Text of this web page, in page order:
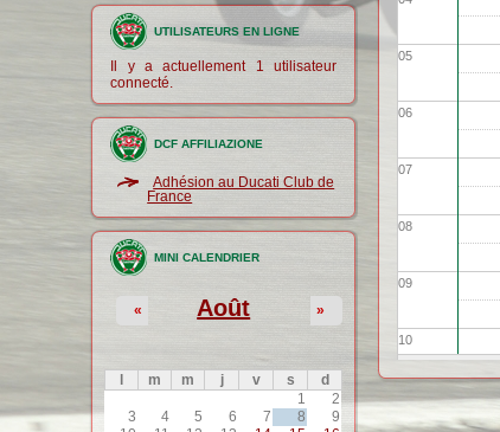
UTILISATEURS EN LIGNE
Il y a actuellement 1 utilisateur
connecté.
DCF AFFILIAZIONE
Adhésion au Ducati Club de
France
MINI CALENDRIER
Août
« »
m m j v s
d
1
2
3
4 5 6 7 8
9
05
06
07
08
09
10